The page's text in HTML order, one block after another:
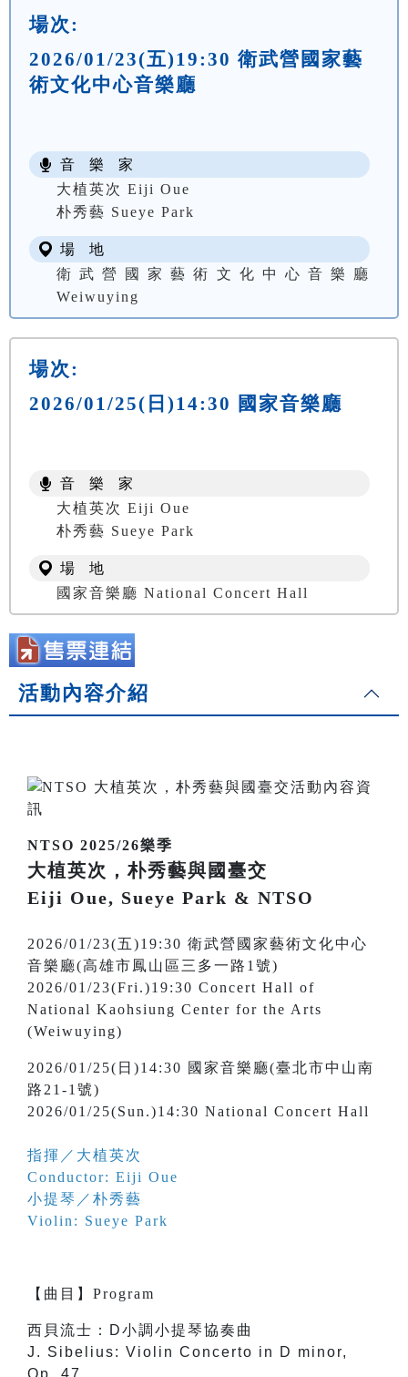
場次:
2026/01/23(五)19:30 衛武營國家藝
術文化中心音樂廳
音 樂 家
大植英次 Eiji Oue
朴秀藝 Sueye Park
場 地
衛武營國家藝術文化中心音樂廳
Weiwuying
場次:
2026/01/25(日)14:30 國家音樂廳
音 樂 家
大植英次 Eiji Oue
朴秀藝 Sueye Park
場 地
國家音樂廳 National Concert Hall
活動內容介紹
NTSO 2025/26樂季
大植英次，朴秀藝與國臺交
Eiji Oue, Sueye Park & NTSO
2026/01/23(五)19:30 衛武營國家藝術文化中心
音樂廳(高雄市鳳山區三多一路1號)
2026/01/23(Fri.)19:30 Concert Hall of
National Kaohsiung Center for the Arts
(Weiwuying)
2026/01/25(日)14:30 國家音樂廳(臺北市中山南
路21-1號)
2026/01/25(Sun.)14:30 National Concert Hall
指揮／大植英次
Conductor: Eiji Oue
小提琴／朴秀藝
Violin: Sueye Park
【 曲目 】 Program
西貝流士：D小調小提琴協奏曲
J. Sibelius: Violin Concerto in D minor,